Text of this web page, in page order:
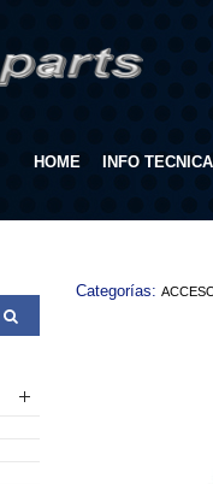
HOME INFO TECNICA
Categorías: